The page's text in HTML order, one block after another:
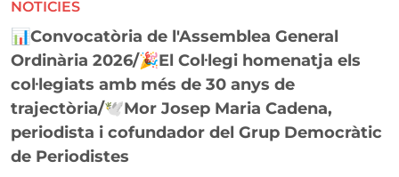
NOTICIES
📊Convocatòria de l'Assemblea General
Ordinària 2026/🎉El Col·legi homenatja els
col·legiats amb més de 30 anys de
trajectòria/🕊️Mor Josep Maria Cadena,
periodista i cofundador del Grup Democràtic
de Periodistes